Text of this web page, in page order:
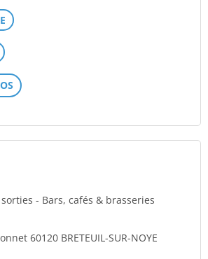
- Bars, cafés & brasseries
60120 BRETEUIL-SUR-NOYE